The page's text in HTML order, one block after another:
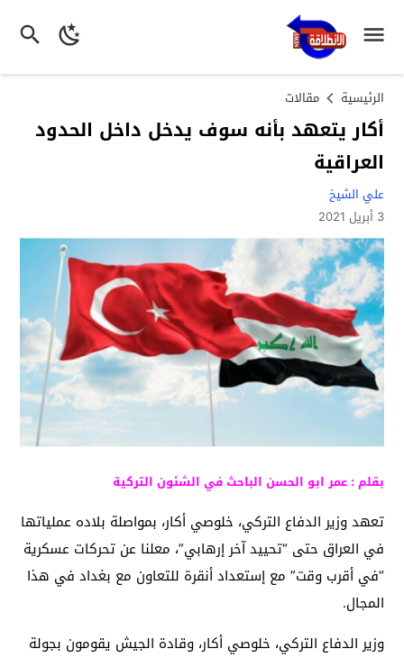
الرئيسية مقالات
أكار يتعهد بأنه سوف يدخل داخل الحدود
العراقية
علي الشيخ
3 أبريل 2021
بقلم : عمر ابو الحسن الباحث في الشئون التركية
تعهد وزير الدفاع التركي، خلوصي أكار، بمواصلة بلاده عملياتها
في العراق حتى “تحييد آخر إرهابي”، معلنا عن تحركات عسكرية
“في أقرب وقت” مع إستعداد أنقرة للتعاون مع بغداد في هذا
المجال.
وزير الدفاع التركي، خلوصي أكار، وقادة الجيش يقومون بجولة